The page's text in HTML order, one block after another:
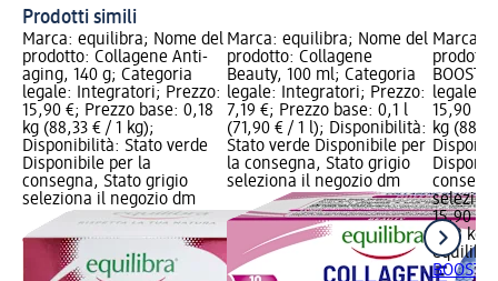
Prodotti simili
Marca: equilibra; Nome del
prodotto: Collagene Anti-
aging, 140 g; Categoria
legale: Integratori; Prezzo:
15,90 €; Prezzo base: 0,18
kg (88,33 € / 1 kg);
Disponibilità: Stato verde
Disponibile per la
consegna, Stato grigio
seleziona il negozio dm
Marca: equilibra; Nome del
prodotto: Collagene
Beauty, 100 ml; Categoria
legale: Integratori; Prezzo:
7,19 €; Prezzo base: 0,1 l
(71,90 € / 1 l); Disponibilità:
Stato verde Disponibile per
la consegna, Stato grigio
seleziona il negozio dm
Marca:
BOOST,
legale:
15,90 €;
kg
15,90 €
0,18 kg
equilibra
BOOST,